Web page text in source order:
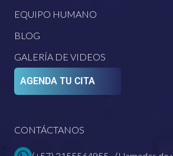
EQUIPO HUMANO
BLOG
GALERÍA DE VIDEOS
AGENDA TU CITA
CONTÁCTANOS